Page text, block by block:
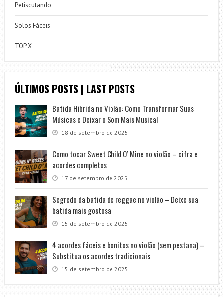
Petiscutando
Solos Fáceis
TOP X
ÚLTIMOS POSTS | LAST POSTS
Batida Híbrida no Violão: Como Transformar Suas
Músicas e Deixar o Som Mais Musical
18 de setembro de 2025
Como tocar Sweet Child O’ Mine no violão – cifra e
acordes completos
17 de setembro de 2025
Segredo da batida de reggae no violão – Deixe sua
batida mais gostosa
15 de setembro de 2025
4 acordes fáceis e bonitos no violão (sem pestana) –
Substitua os acordes tradicionais
15 de setembro de 2025